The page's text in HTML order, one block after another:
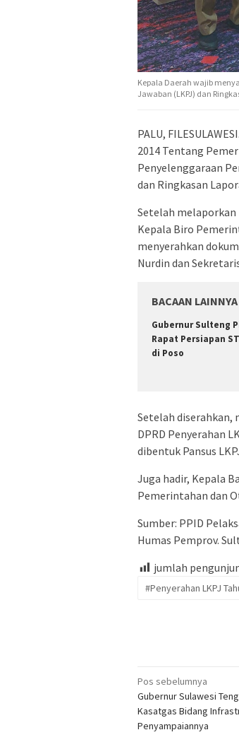
Kepala Daerah wajib
Jawaban (LKPJ) dan
PALU,
2014 Tentang
Penyelenggaraan
dan Ringkasan
Setelah melaporkan
Kepala Biro
menyerahkan
Nurdin dan
BACAAN LAINNYA
Gubernur Sulteng
Rapat Persiapan
di Poso
Setelah diserahkan,
DPRD Penyerahan
dibentuk Pansus
Juga hadir, Kepala
Pemerintahan dan
Sumber: PPID
Humas Pemprov.
jumlah
#Penyerahan LKPJ
Navigasi
pos
Pos sebelumnya
Gubernur Sulawesi
Kasatgas Bidang
Penyampaiannya